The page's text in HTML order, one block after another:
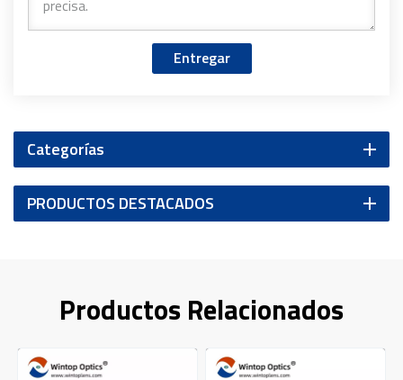
Entregar
Categorías
PRODUCTOS DESTACADOS
Productos Relacionados